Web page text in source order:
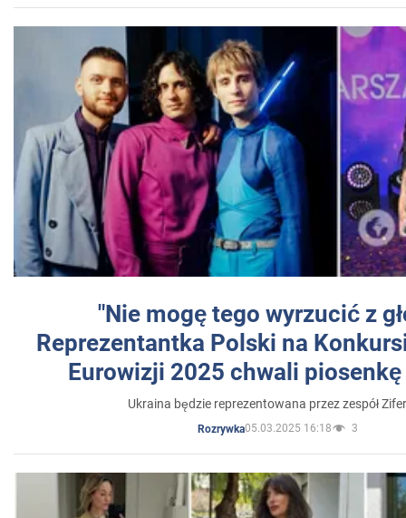
"Nie mogę tego wyrzucić z
Reprezentantka Polski na
Eurowizji 2025 chwali
Ukraina będzie reprezentowana przez zespół
Rozrywka05.03.2025 16:18 3